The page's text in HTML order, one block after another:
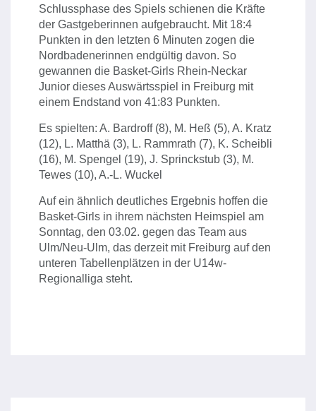
Schlussphase des Spiels schienen die Kräfte
der Gastgeberinnen aufgebraucht. Mit 18:4
Punkten in den letzten 6 Minuten zogen die
Nordbadenerinnen endgültig davon. So
gewannen die Basket-Girls Rhein-Neckar
Junior dieses Auswärtsspiel in Freiburg mit
einem Endstand von 41:83 Punkten.
Es spielten: A. Bardroff (8), M. Heß (5), A. Kratz
(12), L. Matthä (3), L. Rammrath (7), K. Scheibli
(16), M. Spengel (19), J. Sprinckstub (3), M.
Tewes (10), A.-L. Wuckel
Auf ein ähnlich deutliches Ergebnis hoffen die
Basket-Girls in ihrem nächsten Heimspiel am
Sonntag, den 03.02. gegen das Team aus
Ulm/Neu-Ulm, das derzeit mit Freiburg auf den
unteren Tabellenplätzen in der U14w-
Regionalliga steht.